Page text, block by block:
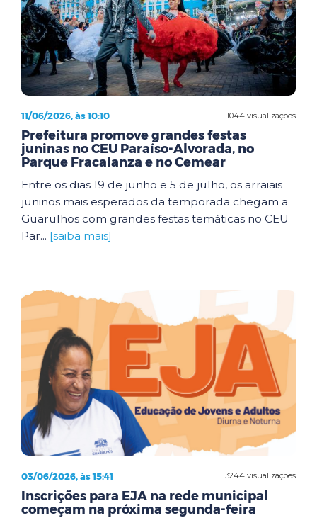
1044 visualizações
11/06/2026, às 10:10
Prefeitura promove grandes festas
juninas no CEU Paraíso-Alvorada, no
Parque Fracalanza e no Cemear
Entre os dias 19 de junho e 5 de julho, os arraiais
juninos mais esperados da temporada chegam a
Guarulhos com grandes festas temáticas no CEU
Par... [saiba mais]
3244 visualizações
03/06/2026, às 15:41
Inscrições para EJA na rede municipal
começam na próxima segunda-feira